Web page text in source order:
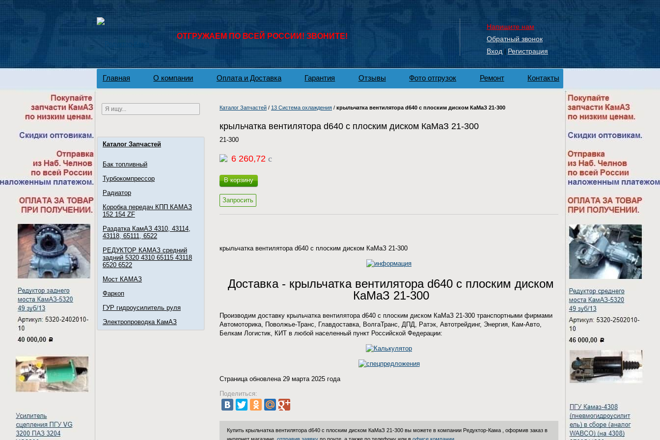
ОТГРУЖАЕМ ПО ВСЕЙ РОССИИ! ЗВОНИТЕ!
Напишите нам
Обратный звонок
Вход
Регистрация
Главная О компании Оплата и Доставка Гарантия Отзывы Фото отгрузок Ремонт Контакты
Каталог Запчастей
Бак топливный
Турбокомпрессор
Радиатор
Коробка передач КПП КАМАЗ
152 154 ZF
Раздатка КамАЗ 4310, 43114,
43118, 65111, 6522
РЕДУКТОР КАМАЗ средний
задний 5320 4310 65115 43118
6520 6522
Мост КАМАЗ
Фаркоп
ГУР гидроусилитель руля
Электропроводка КамАЗ
Каталог Запчастей / 13 Система охлаждения / крыльчатка вентилятора d640 с плоским диском КаМаЗ 21-300
крыльчатка вентилятора d640 с плоским диском КаМаЗ 21-300
21-300
6 260,72 c
В корзину
Запросить
крыльчатка вентилятора d640 с плоским диском КаМаЗ 21-300
Доставка - крыльчатка вентилятора d640 с плоским диском
КаМаЗ 21-300
Производим доставку крыльчатка вентилятора d640 с плоским диском КаМаЗ 21-300 транспортными фирмами
Автомоторика, Поволжье-Транс, Главдоставка, ВолгаТранс, ДПД, Ратэк, Автотрейдинг, Энергия, Кам-Авто,
Белкам Логистик, КИТ в любой населенный пункт Российской Федерации:
Страница обновлена 29 марта 2025 года
Поделиться:
Купить крыльчатка вентилятора d640 с плоским диском КаМаЗ 21-300 вы можете в компании Редуктор-Кама , оформив заказ в